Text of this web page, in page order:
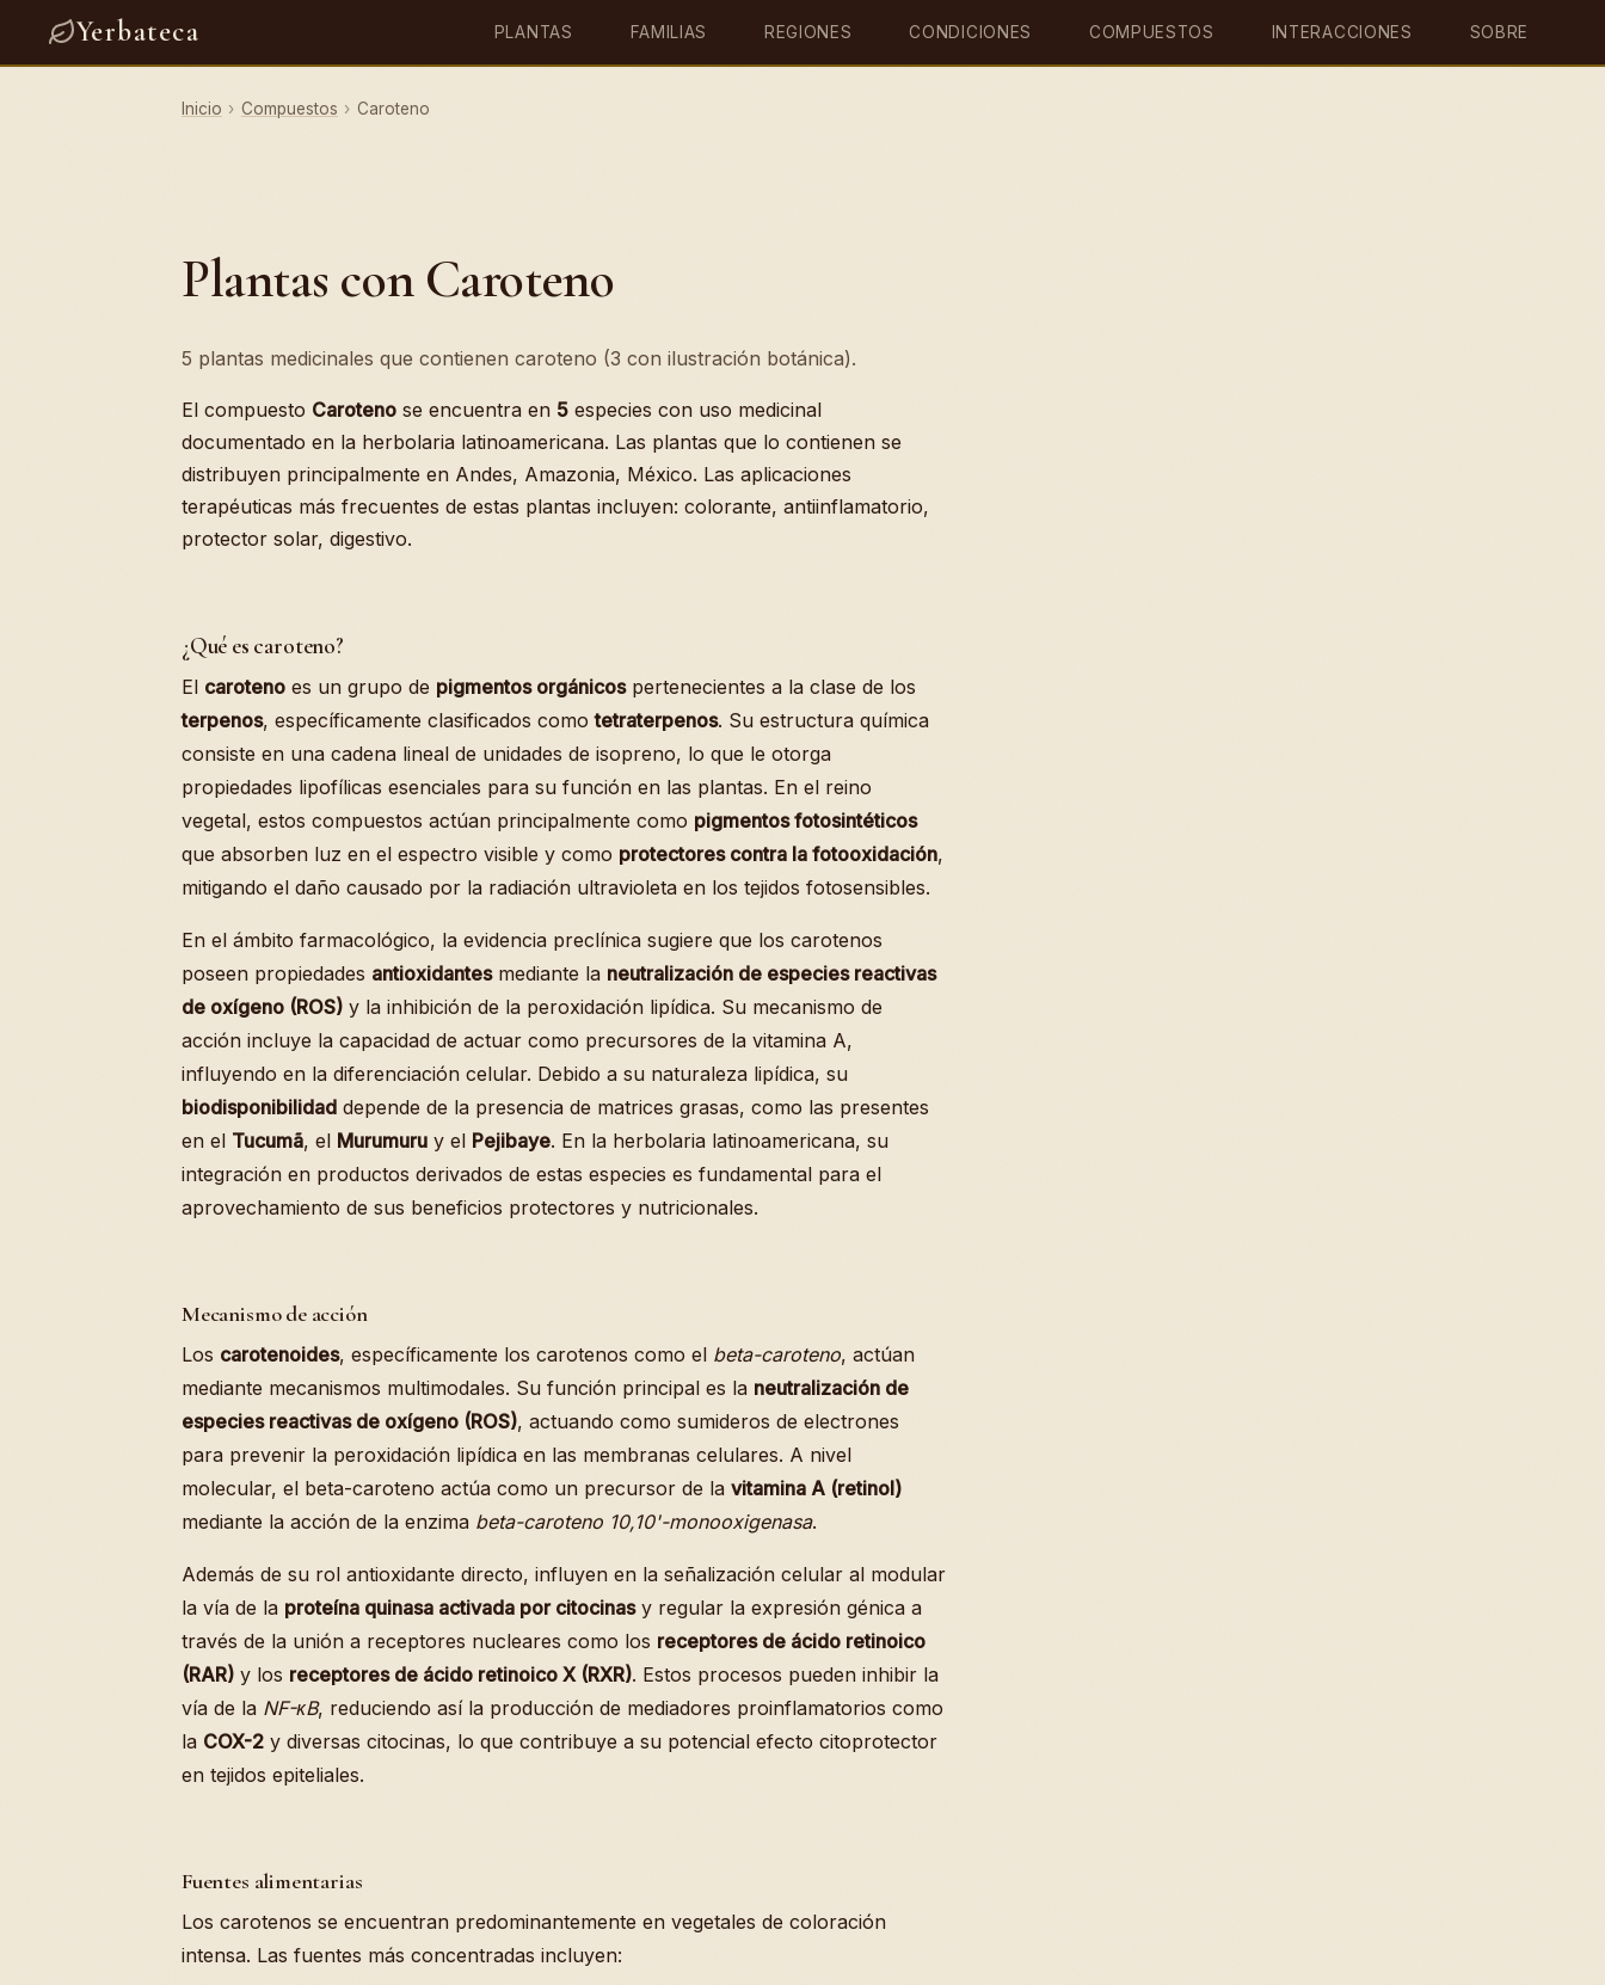
Yerbateca PLANTAS FAMILIAS REGIONES CONDICIONES COMPUESTOS INTERACCIONES SOBRE
Inicio › Compuestos › Caroteno
Plantas con Caroteno
5 plantas medicinales que contienen caroteno (3 con ilustración botánica).
El compuesto Caroteno se encuentra en 5 especies con uso medicinal
documentado en la herbolaria latinoamericana. Las plantas que lo contienen se
distribuyen principalmente en Andes, Amazonia, México. Las aplicaciones
terapéuticas más frecuentes de estas plantas incluyen: colorante, antiinflamatorio,
protector solar, digestivo.
¿Qué es caroteno?
El caroteno es un grupo de pigmentos orgánicospertenecientes a la clase de los
terpenos, específicamente clasificados comotetraterpenos. Su estructura química
consiste en una cadena lineal de unidades de isopreno, lo que le otorga
propiedades lipofílicas esenciales para su función en las plantas. En el reino
vegetal, estos compuestos actúan principalmente como pigmentos fotosintéticos
que absorben luz en el espectro visible y como protectores contra la fotooxidación,
mitigando el daño causado por la radiación ultravioleta en los tejidos fotosensibles.
En el ámbito farmacológico, la evidencia preclínica sugiere que los carotenos
poseen propiedades antioxidantesmediante la neutralización de especies reactivas
de oxígeno (ROS) y la inhibición de la peroxidación lipídica. Su mecanismo de
acción incluye la capacidad de actuar como precursores de la vitamina A,
influyendo en la diferenciación celular. Debido a su naturaleza lipídica, su
biodisponibilidad depende de la presencia de matrices grasas, como las presentes
en el Tucumã, el Murumuru y el Pejibaye. En la herbolaria latinoamericana, su
integración en productos derivados de estas especies es fundamental para el
aprovechamiento de sus beneficios protectores y nutricionales.
Mecanismo de acción
Los carotenoides, específicamente los carotenos como el beta-caroteno, actúan
mediante mecanismos multimodales. Su función principal es la neutralización de
especies reactivas de oxígeno (ROS), actuando como sumideros de electrones
para prevenir la peroxidación lipídica en las membranas celulares. A nivel
molecular, el beta-caroteno actúa como un precursor de la vitamina A (retinol)
mediante la acción de la enzima beta-caroteno 10,10'-monooxigenasa.
Además de su rol antioxidante directo, influyen en la señalización celular al modular
la vía de la proteína quinasa activada por citocinasy regular la expresión génica a
través de la unión a receptores nucleares como los receptores de ácido retinoico
(RAR) y los receptores de ácido retinoico X (RXR). Estos procesos pueden inhibir la
vía de la NF-κB, reduciendo así la producción de mediadores proinflamatorios como
la COX-2 y diversas citocinas, lo que contribuye a su potencial efecto citoprotector
en tejidos epiteliales.
Fuentes alimentarias
Los carotenos se encuentran predominantemente en vegetales de coloración
intensa. Las fuentes más concentradas incluyen: